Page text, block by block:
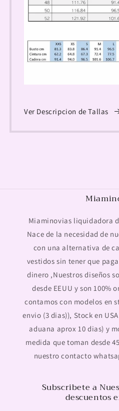
Ver Descripcion de Tallas
Miaminovias liquidadora
Nace de la necesidad de
con una alternativa de
vestidos sin tener que
dinero ,Nuestros diseños
desde EEUU y son 100%
contamos con modelos en
envio (3 dias)), Stock en
aduana aprox 10 dias) y
medida que toman desde
nuestro contacto
Subscribete a
descuentos